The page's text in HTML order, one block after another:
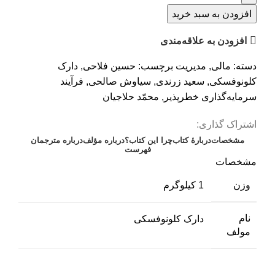
افزودن به سبد خرید
افزودن به علاقه‌مندی
دسته: مالی, مدیریت برچسب: حسین فلاحی, دارک
کلونوفسکی, سعید زرندی, سیاوش صالحی, فرآیند
سرمایه‌گذاری خطر‌پذیر , محمّد حلاجیان
اشتراک گذاری:
مشخصاتدربارهٔ کتابچرا این کتاب؟درباره مؤلفدرباره مترجمان
فهرست
مشخصات
وزن 1 کیلوگرم
نام
مولف
دارک کلونوفسکی